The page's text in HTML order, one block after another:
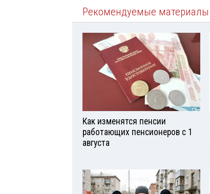
Рекомендуемые материалы
Как изменятся пенсии
работающих пенсионеров с 1
августа